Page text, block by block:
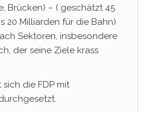
Brücken) – ( geschätzt 45
20 Milliarden für die Bahn)
Sektoren, insbesondere
der seine Ziele krass
die FDP mit